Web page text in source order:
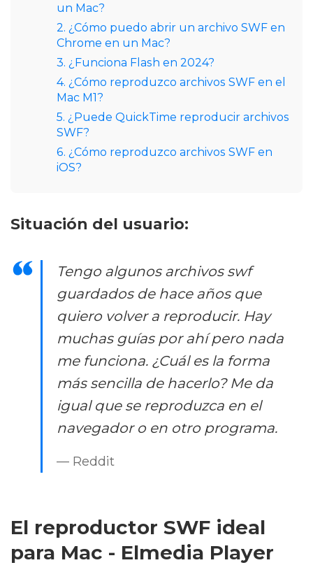
un Mac?
2. ¿Cómo puedo abrir un archivo SWF en
Chrome en un Mac?
3. ¿Funciona Flash en 2024?
4. ¿Cómo reproduzco archivos SWF en el
Mac M1?
5. ¿Puede QuickTime reproducir archivos
SWF?
6. ¿Cómo reproduzco archivos SWF en
iOS?
Situación del usuario:
Tengo algunos archivos swf
guardados de hace años que
quiero volver a reproducir. Hay
muchas guías por ahí pero nada
me funciona. ¿Cuál es la forma
más sencilla de hacerlo? Me da
igual que se reproduzca en el
navegador o en otro programa.
— Reddit
El reproductor SWF ideal
para Mac - Elmedia Player